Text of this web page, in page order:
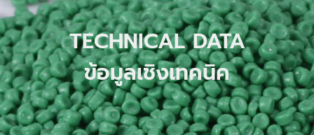
TECHNICAL DATA
ข้อมูลเชิงเทคนิค